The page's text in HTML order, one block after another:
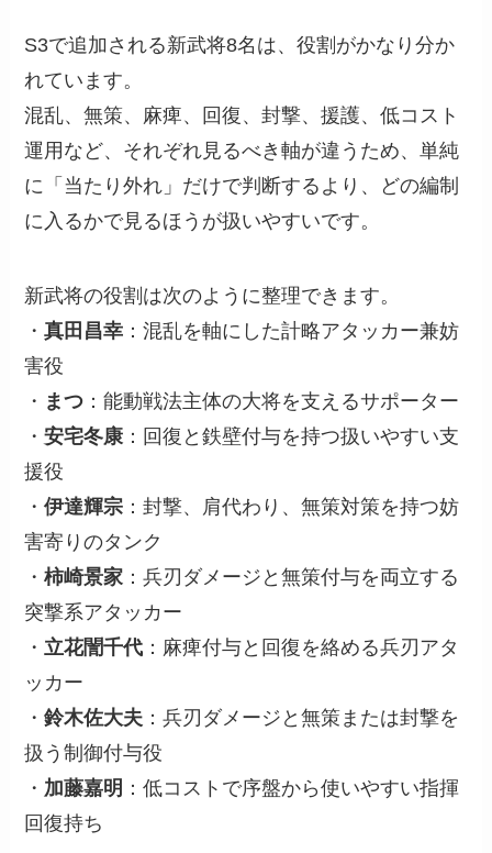
S3で追加される新武将8名は、役割がかなり分か
れています。
混乱、無策、麻痺、回復、封撃、援護、低コスト
運用など、それぞれ見るべき軸が違うため、単純
に「当たり外れ」だけで判断するより、どの編制
に入るかで見るほうが扱いやすいです。
新武将の役割は次のように整理できます。
・真田昌幸 ：混乱を軸にした計略アタッカー兼妨
害役
・ まつ ：能動戦法主体の大将を支えるサポーター
・安宅冬康 ：回復と鉄壁付与を持つ扱いやすい支
援役
・伊達輝宗 ：封撃、肩代わり、無策対策を持つ妨
害寄りのタンク
・柿崎景家 ：兵刃ダメージと無策付与を両立する
突撃系アタッカー
・ 立花誾千代 ：麻痺付与と回復を絡める兵刃アタ
ッカー
・鈴木佐大夫 ：兵刃ダメージと無策または封撃を
扱う制御付与役
・ 加藤嘉明 ：低コストで序盤から使いやすい指揮
回復持ち